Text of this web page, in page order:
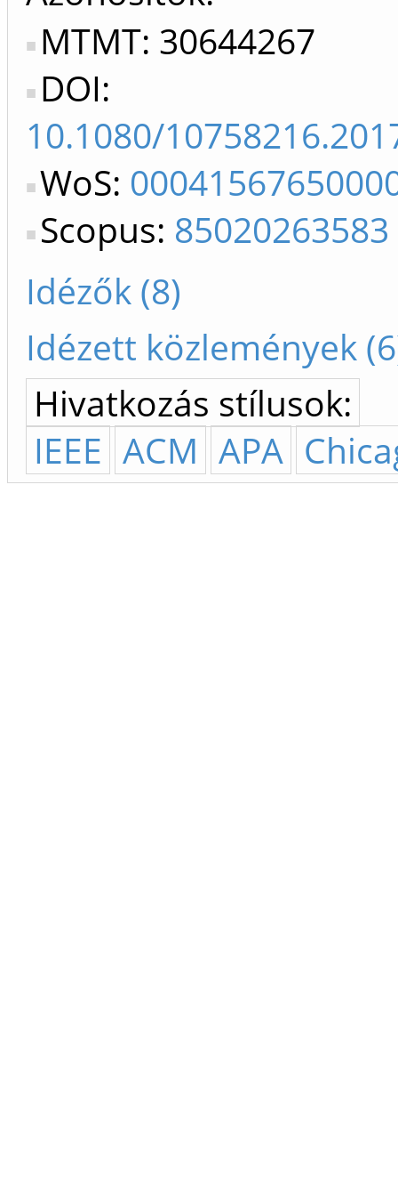
MTMT: 30644267
DOI:
10.1080/
WoS:
Scopus: 85020263583
Idézők (8)
Idézett közlemények
Hivatkozás stílusok:
IEEE ACM APA